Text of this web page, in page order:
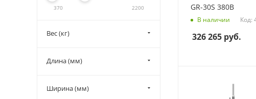
GR-30S 380В
В наличии Код:
326 265 руб.
370 2200
Вес (кг)
Длина (мм)
Ширина (мм)